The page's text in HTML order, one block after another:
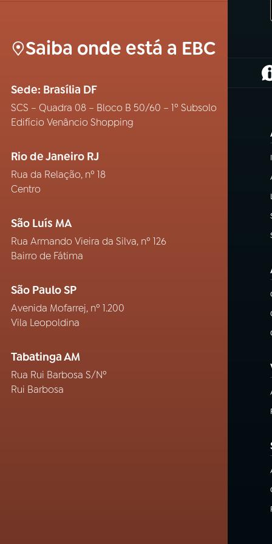
Saiba onde está a EBC
Sede: Brasília DF
SCS – Quadra 08 – Bloco B 50/60 – 1º Subsolo
Edifício Venâncio Shopping
Rio de Janeiro RJ
Rua da Relação, nº 18
Centro
São Luís MA
Rua Armando Vieira da Silva, nº 126
Bairro de Fátima
São Paulo SP
Avenida Mofarrej, nº 1.200
Vila Leopoldina
Tabatinga AM
Rua Rui Barbosa S/Nº
Rui Barbosa